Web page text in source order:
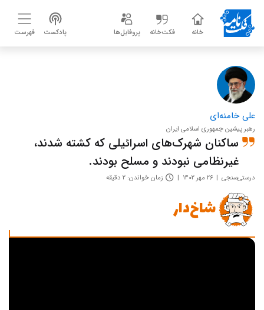
خانه فکت‌خانه پروفایل‌ها پادکست فهرست
علی خامنه‌ای
رهبر پیشین جمهوری اسلامی ایران
ساکنان شهر‌ک‌های اسرائیلی که کشته شدند،
غیرنظامی نبودند و مسلح بودند.
درستی‌سنجی ۲۶ مهر ۱۴۰۲ زمان خواندن: ۲ دقیقه
شاخ‌دار